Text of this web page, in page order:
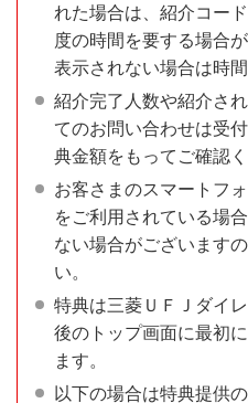
れた場合は、紹介コー
度の時間を要する場合
表示されない場合は時
紹介完了人数や紹介さ
てのお問い合わせは受
典金額をもってご確認く
お客さまのスマートフ
をご利用されている場
ない場合がございます
い。
特典は三菱ＵＦＪダイ
後のトップ画面に最初
ます。
以下の場合は特典提供